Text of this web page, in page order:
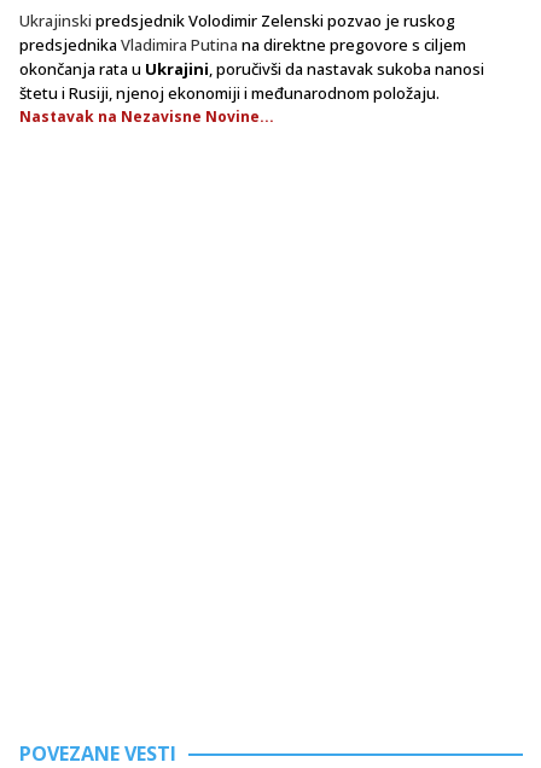
Ukrajinski predsjednik Volodimir Zelenski pozvao je ruskog
predsjednika Vladimira Putina na direktne pregovore s ciljem
okončanja rata u Ukrajini, poručivši da nastavak sukoba nanosi
štetu i Rusiji, njenoj ekonomiji i međunarodnom položaju.
Nastavak na Nezavisne Novine...
POVEZANE VESTI